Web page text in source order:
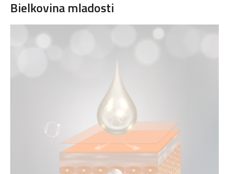
Bielkovina mladosti